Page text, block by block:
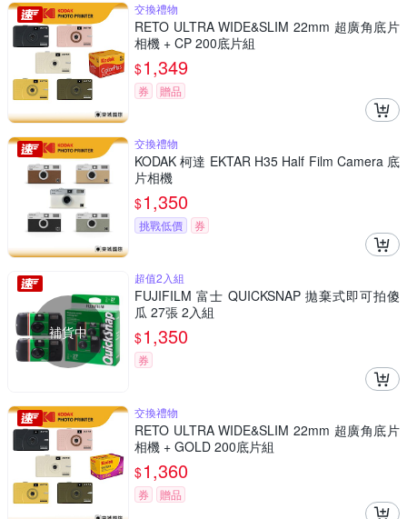
交換禮物
RETO ULTRA WIDE&SLIM 22mm 超廣角底片
相機 + CP 200底片組
$1,349
券 贈品
交換禮物
KODAK 柯達 EKTAR H35 Half Film Camera 底
片相機
$1,350
挑戰低價 券
補貨中
超值2入組
FUJIFILM 富士 QUICKSNAP 拋棄式即可拍傻
瓜 27張 2入組
$1,350
券
交換禮物
RETO ULTRA WIDE&SLIM 22mm 超廣角底片
相機 + GOLD 200底片組
$1,360
券 贈品